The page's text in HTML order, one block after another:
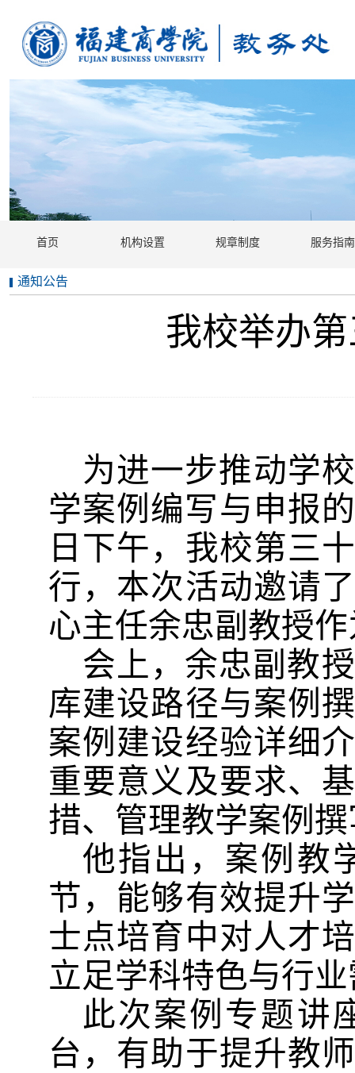
首页 机构设置 规章制度 服务指南
通知公告
我校举办
为进一步推动学
学案例编写与申报
日下午，我校第三
行，本次活动邀请
心主任余忠副教授
会上，余忠副教
库建设路径与案例
案例建设经验详细
重要意义及要求、
措、管理教学案例
他指出，案例教
节，能够有效提升
士点培育中对人才
立足学科特色与行
此次案例专题讲
台，有助于提升教